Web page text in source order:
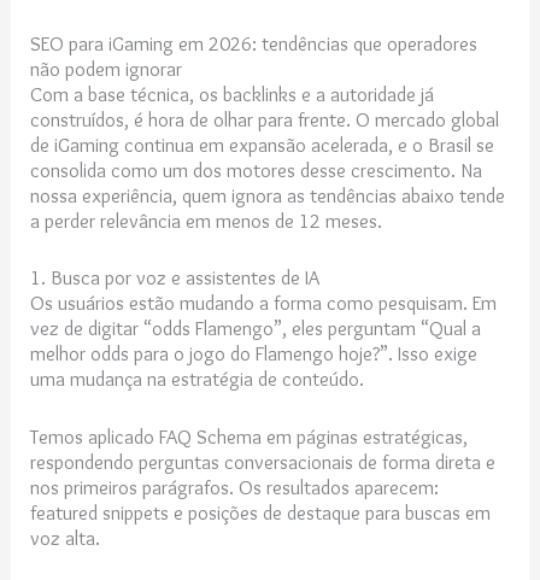
SEO para iGaming em 2026: tendências que operadores
não podem ignorar
Com a base técnica, os backlinks e a autoridade já
construídos, é hora de olhar para frente. O mercado global
de iGaming continua em expansão acelerada, e o Brasil se
consolida como um dos motores desse crescimento. Na
nossa experiência, quem ignora as tendências abaixo tende
a perder relevância em menos de 12 meses.
1. Busca por voz e assistentes de IA
Os usuários estão mudando a forma como pesquisam. Em
vez de digitar “odds Flamengo”, eles perguntam “Qual a
melhor odds para o jogo do Flamengo hoje?”. Isso exige
uma mudança na estratégia de conteúdo.
Temos aplicado FAQ Schema em páginas estratégicas,
respondendo perguntas conversacionais de forma direta e
nos primeiros parágrafos. Os resultados aparecem:
featured snippets e posições de destaque para buscas em
voz alta.